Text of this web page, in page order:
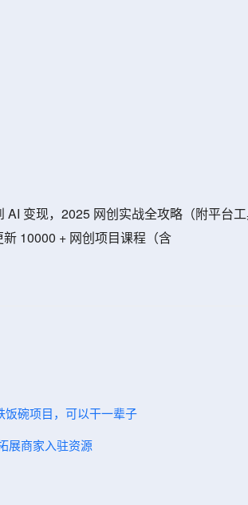
变现，2025 网创实战全攻略（附平台
10000 + 网创项目课程（含
饭碗项目，可以干一辈子
展商家入驻资源